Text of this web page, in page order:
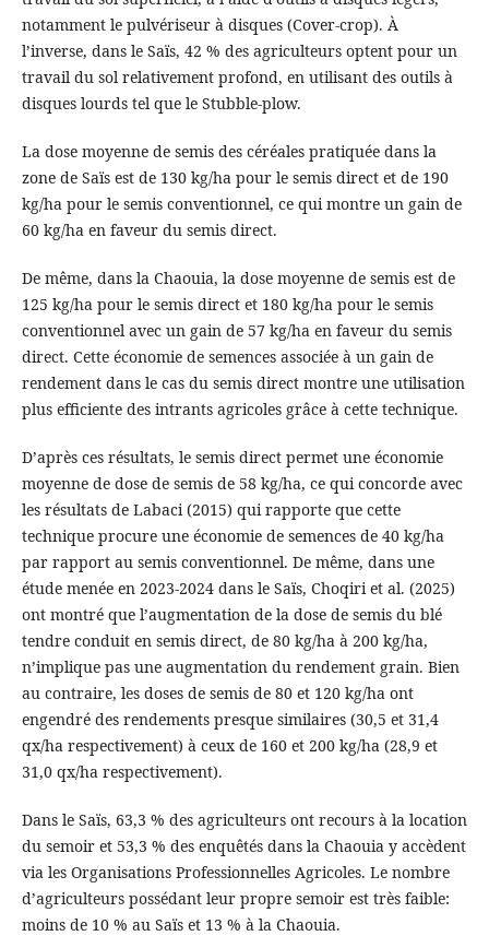
notamment le pulvériseur à disques (Cover-crop). À
l’inverse, dans le Saïs, 42 % des agriculteurs optent pour un
travail du sol relativement profond, en utilisant des outils à
disques lourds tel que le Stubble-plow.
La dose moyenne de semis des céréales pratiquée dans la
zone de Saïs est de 130 kg/ha pour le semis direct et de 190
kg/ha pour le semis conventionnel, ce qui montre un gain de
60 kg/ha en faveur du semis direct.
De même, dans la Chaouia, la dose moyenne de semis est de
125 kg/ha pour le semis direct et 180 kg/ha pour le semis
conventionnel avec un gain de 57 kg/ha en faveur du semis
direct. Cette économie de semences associée à un gain de
rendement dans le cas du semis direct montre une utilisation
plus efficiente des intrants agricoles grâce à cette technique.
D’après ces résultats, le semis direct permet une économie
moyenne de dose de semis de 58 kg/ha, ce qui concorde avec
les résultats de Labaci (2015) qui rapporte que cette
technique procure une économie de semences de 40 kg/ha
par rapport au semis conventionnel. De même, dans une
étude menée en 2023-2024 dans le Saïs, Choqiri et al. (2025)
ont montré que l’augmentation de la dose de semis du blé
tendre conduit en semis direct, de 80 kg/ha à 200 kg/ha,
n’implique pas une augmentation du rendement grain. Bien
au contraire, les doses de semis de 80 et 120 kg/ha ont
engendré des rendements presque similaires (30,5 et 31,4
qx/ha respectivement) à ceux de 160 et 200 kg/ha (28,9 et
31,0 qx/ha respectivement).
Dans le Saïs, 63,3 % des agriculteurs ont recours à la location
du semoir et 53,3 % des enquêtés dans la Chaouia y accèdent
via les Organisations Professionnelles Agricoles. Le nombre
d’agriculteurs possédant leur propre semoir est très faible:
moins de 10 % au Saïs et 13 % à la Chaouia.